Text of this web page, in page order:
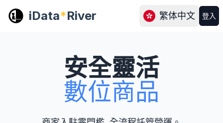
iData*River 繁体中文 登入
安全靈活
數位商品